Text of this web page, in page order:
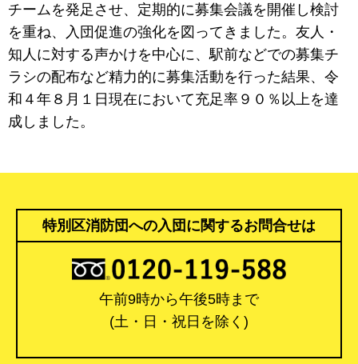
チームを発足させ、定期的に募集会議を開催し検討
を重ね、入団促進の強化を図ってきました。友人・
知人に対する声かけを中心に、駅前などでの募集チ
ラシの配布など精力的に募集活動を行った結果、令
和４年８月１日現在において充足率９０％以上を達
成しました。
特別区消防団への入団に関するお問合せは
午前9時から午後5時まで
(土・日・祝日を除く)